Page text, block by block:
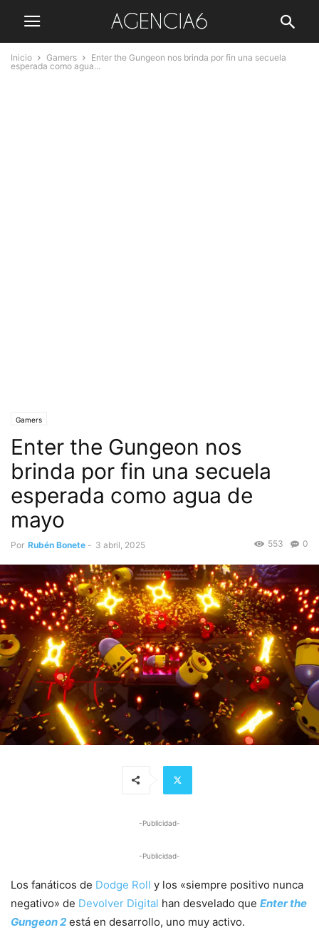
Inicio Gamers
Enter the Gungeon nos brinda por fin una secuela
esperada como agua...
Gamers
Enter the Gungeon nos
brinda por fin una secuela
esperada como agua de
mayo
Por Rubén Bonete - 3 abril, 2025 0
553
-Publicidad-
-Publicidad-
Los fanáticos de Dodge Roll y los «siempre positivo nunca
negativo» de Devolver Digital han desvelado que Enter the
Gungeon 2 está en desarrollo, uno muy activo.